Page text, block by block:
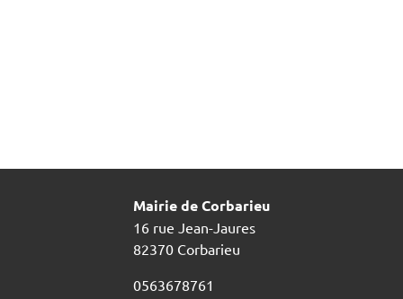
Mairie de Corbarieu
16 rue Jean-Jaures
82370 Corbarieu
0563678761